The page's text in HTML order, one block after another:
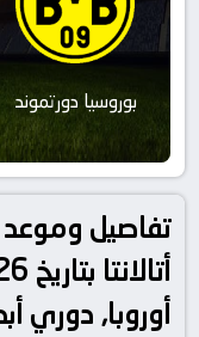
بوروسيا دورتموند
تفاصيل وموعد
أوروبا, دوري